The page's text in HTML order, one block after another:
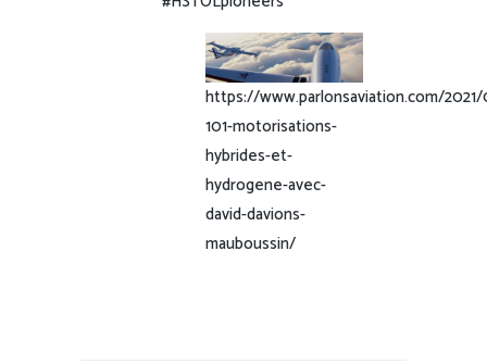
https://www.parlonsaviation.com/
101-motorisations-
hybrides-et-
hydrogene-avec-
david-davions-
mauboussin/